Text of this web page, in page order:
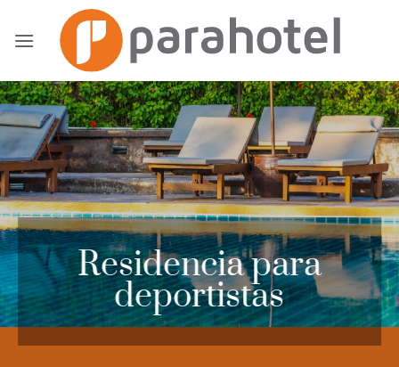
contenido
Residencia para
deportistas